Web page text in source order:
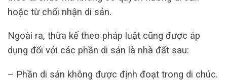
hoặc từ chối nhận di sản.
Ngoài ra, thừa kế theo pháp luật cũng được áp
dụng đối với các phần di sản là nhà đất sau:
– Phần di sản không được định đoạt trong di chúc.